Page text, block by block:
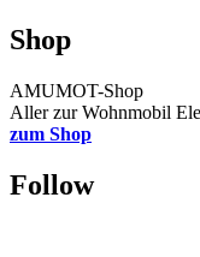
Shop
AMUMOT-Shop
Aller zur Wohnmobil
zum Shop
Follow